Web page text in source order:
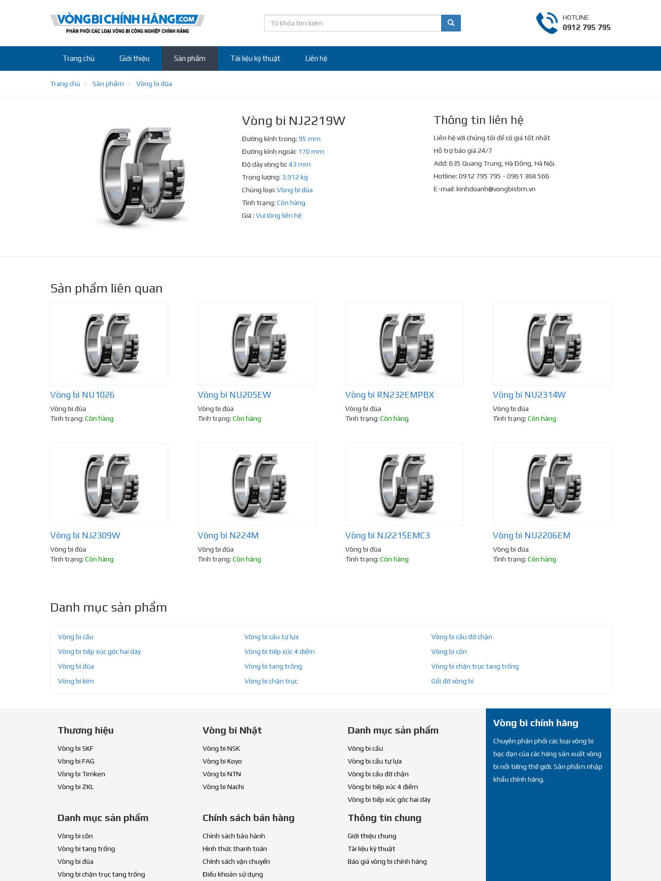
HOTLINE
0912 795 795
Trang chủ Giới thiệu Sản phẩm Tài liệu kỹ thuật Liên hệ
Trang chủ Sản phẩm Vòng bi đũa
Vòng bi NJ2219W
Đường kính trong: 95 mm
Đường kính ngoài: 170 mm
Độ dày vòng bi: 43 mm
Trọng lượng: 3.912 kg
Chủng loại: Vòng bi đũa
Tình trạng: Còn hàng
Giá : Vui lòng liên hệ
Thông tin liên hệ
Liên hệ với chúng tôi để có giá tốt nhất
Hỗ trợ báo giá 24/7
Add: 635 Quang Trung, Hà Đông, Hà Nội.
Hotline: 0912 795 795 - 0961 368 566
E-mail: kinhdoanh@vongbisbm.vn
Sản phẩm liên quan
Vòng bi NU1026
Vòng bi đũa
Tình trạng: Còn hàng
Vòng bi NU205EW
Vòng bi đũa
Tình trạng: Còn hàng
Vòng bi RN232EMPBX
Vòng bi đũa
Tình trạng: Còn hàng
Vòng bi NU2314W
Vòng bi đũa
Tình trạng: Còn hàng
Vòng bi NJ2309W
Vòng bi đũa
Tình trạng: Còn hàng
Vòng bi N224M
Vòng bi đũa
Tình trạng: Còn hàng
Vòng bi NJ2215EMC3
Vòng bi đũa
Tình trạng: Còn hàng
Vòng bi NU2206EM
Vòng bi đũa
Tình trạng: Còn hàng
Danh mục sản phẩm
Vòng bi cầu Vòng bi cầu tự lựa
Vòng bi cầu đỡ chặn
Vòng bi tiếp xúc góc hai dãy
Vòng bi tiếp xúc 4 điểm
Vòng bi côn
Vòng bi đũa
Vòng bi tang trống
Vòng bi chặn trục tang trống
Vòng bi kim
Vòng bi chặn trục Gối đỡ vòng bi
Thương hiệu
Vòng bi SKF
Vòng bi FAG
Vòng bi Timken
Vòng bi ZKL
Vòng bi Nhật
Vòng bi NSK
Vòng bi Koyo
Vòng bi NTN
Vòng bi Nachi
Danh mục sản phẩm
Vòng bi cầu
Vòng bi cầu tự lựa
Vòng bi cầu đỡ chặn
Vòng bi tiếp xúc 4 điểm
Vòng bi tiếp xúc góc hai dãy
Danh mục sản phẩm
Vòng bi côn
Vòng bi tang trống
Vòng bi đũa
Vòng bi chặn trục tang trống
Chính sách bán hàng
Chính sách bảo hành
Hình thức thanh toán
Chính sách vận chuyển
Điều khoản sử dụng
Thông tin chung
Giới thiệu chung
Tài liệu kỹ thuật
Báo giá vòng bi chính hãng
Vòng bi chính hãng
Chuyên phân phối các loại vòng bi
bạc đạn của các hãng sản xuất vòng
bi nổi tiếng thế giới. Sản phẩm nhập
khẩu chính hãng.